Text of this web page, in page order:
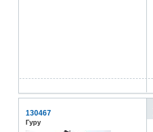
130467
Гуру